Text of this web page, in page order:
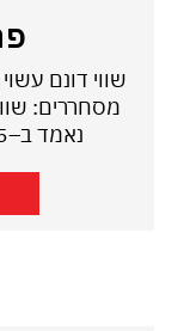
מסחררים:
נאמד ב–35 מיליארד שקל, 28 מיליארד